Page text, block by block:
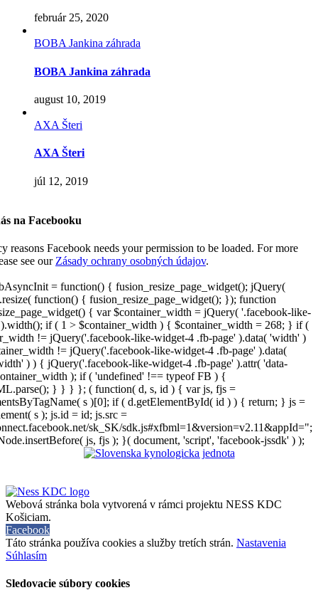
február 25, 2020
BOBA Jankina záhrada
BOBA Jankina záhrada
august 10, 2019
AXA Šteri
AXA Šteri
júl 12, 2019
na Facebooku
reasons Facebook needs your permission to be loaded. For more
see our Zásady ochrany osobných údajov.
= function() { fusion_resize_page_widget(); jQuery(
function() { fusion_resize_page_widget(); }); function
{ var $container_width = jQuery( '.facebook-like-
if ( 1 > $container_width ) { $container_width = 268; } if (
!= jQuery('.facebook-like-widget-4 .fb-page' ).data( 'width' )
!= jQuery('.facebook-like-widget-4 .fb-page' ).data(
) ) { jQuery('.facebook-like-widget-4 .fb-page' ).attr( 'data-
); if ( 'undefined' !== typeof FB ) {
} } } }; ( function( d, s, id ) { var js, fjs =
s )[0]; if ( d.getElementById( id ) ) { return; } js =
s ); js.id = id; js.src =
sk_SK/sdk.js#xfbml=1&version=v2.11&appId=";
js, fjs ); }( document, 'script', 'facebook-jssdk' ) );
Webová stránka bola vytvorená v rámci projektu NESS KDC
Košiciam.
Facebook
Táto stránka používa cookies a služby tretích strán. Nastavenia
Súhlasím
Sledovacie súbory cookies